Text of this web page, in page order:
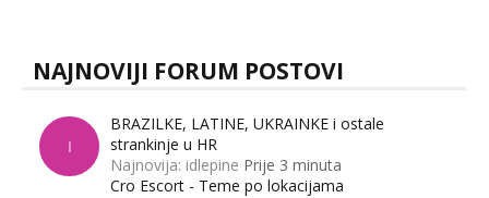
NAJNOVIJI FORUM POSTOVI
I
BRAZILKE, LATINE, UKRAINKE i ostale
strankinje u HR
Najnovija: idlepine Prije 3 minuta
Cro Escort - Teme po lokacijama